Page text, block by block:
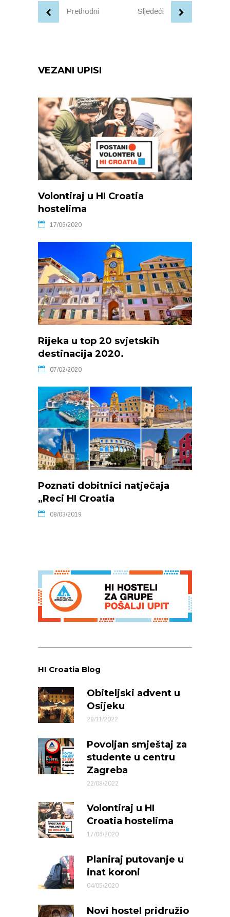
Prethodni Sljedeći
VEZANI UPISI
Volontiraj u HI Croatia
hostelima
17/06/2020
Rijeka u top 20 svjetskih
destinacija 2020.
07/02/2020
Poznati dobitnici natječaja
„Reci HI Croatia
08/03/2019
HI Croatia Blog
Obiteljski advent u
Osijeku
28/11/2022
Povoljan smještaj za
studente u centru
Zagreba
22/08/2022
Volontiraj u HI
Croatia hostelima
17/06/2020
Planiraj putovanje u
inat koroni
04/05/2020
Novi hostel pridružio